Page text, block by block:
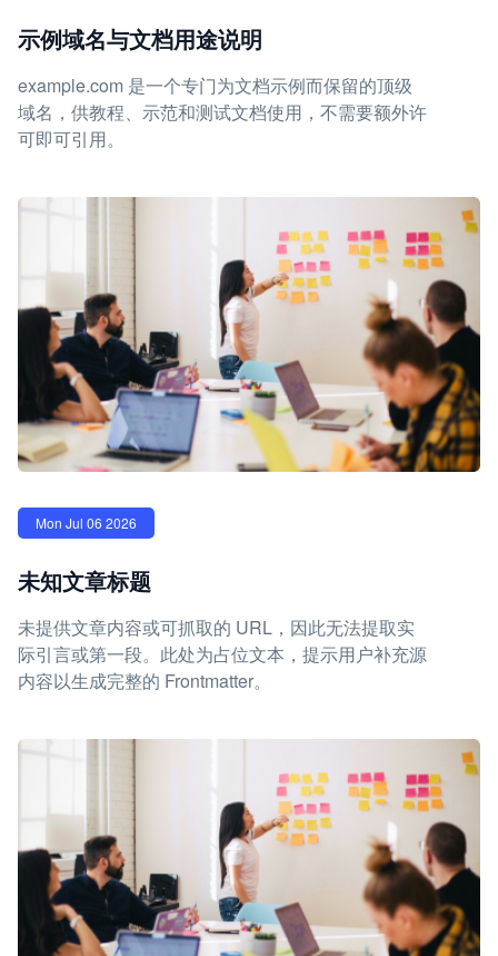
示例域名与文档用途说明
example.com 是一个专门为文档示例而保留的顶级
域名，供教程、示范和测试文档使用，不需要额外许
可即可引用。
Mon Jul 06 2026
未知文章标题
未提供文章内容或可抓取的 URL，因此无法提取实
际引言或第一段。此处为占位文本，提示用户补充源
内容以生成完整的 Frontmatter。